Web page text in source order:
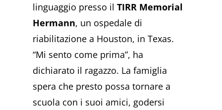
linguaggio presso ilTIRR Memorial
Hermann, un ospedale di
riabilitazione a Houston, in Texas.
“Mi sento come prima”, ha
dichiarato il ragazzo. La famiglia
spera che presto possa tornare a
scuola con i suoi amici, godersi